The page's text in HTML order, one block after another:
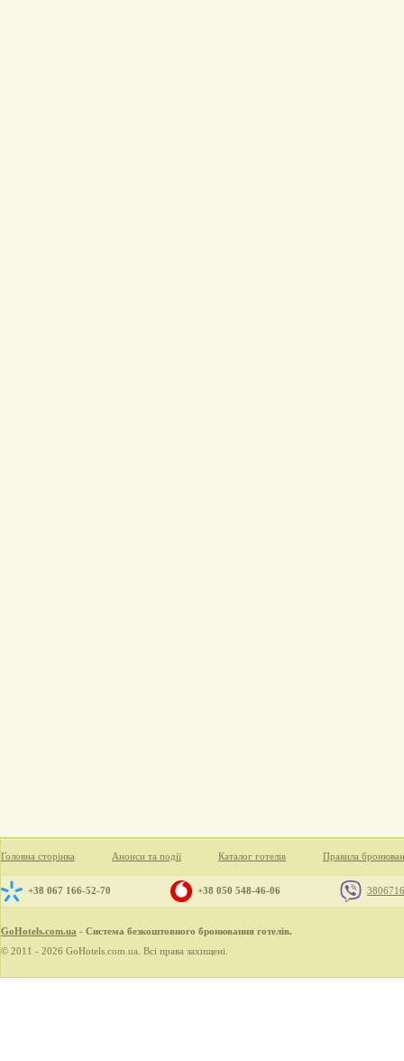
Головна сторінка Анонси та події Каталог готелів Правила
+38 067 166-52-70 +38 050 548-46-06
GoHotels.com.ua - Система безкоштовного бронювання готелів.
© 2011 - 2026 GoHotels.com.ua. Всі права захищені.